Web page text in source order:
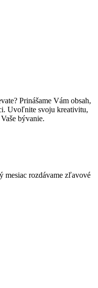
Prinášame Vám obsah,
Uvoľnite svoju kreativitu,
bývanie.
mesiac rozdávame zľavové